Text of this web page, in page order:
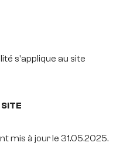
s'applique au site
mis à jour le 31.05.2025.